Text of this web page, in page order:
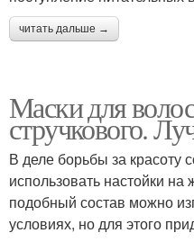
читать дальше →
Маски для
стручкового.
В деле борьбы за красоту
использовать настойки
подобный состав можно
условиях, но для этого